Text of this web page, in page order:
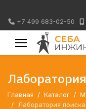
+7 499 683-02-50
Главная Каталог
Лаборатория